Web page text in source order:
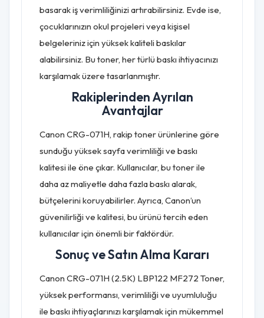
basarak iş verimliliğinizi artırabilirsiniz. Evde ise,
çocuklarınızın okul projeleri veya kişisel
belgeleriniz için yüksek kaliteli baskılar
alabilirsiniz. Bu toner, her türlü baskı ihtiyacınızı
karşılamak üzere tasarlanmıştır.
Rakiplerinden Ayrılan
Avantajlar
Canon CRG-071H, rakip toner ürünlerine göre
sunduğu yüksek sayfa verimliliği ve baskı
kalitesi ile öne çıkar. Kullanıcılar, bu toner ile
daha az maliyetle daha fazla baskı alarak,
bütçelerini koruyabilirler. Ayrıca, Canon’un
güvenilirliği ve kalitesi, bu ürünü tercih eden
kullanıcılar için önemli bir faktördür.
Sonuç ve Satın Alma Kararı
Canon CRG-071H (2.5K) LBP122 MF272 Toner,
yüksek performansı, verimliliği ve uyumluluğu
ile baskı ihtiyaçlarınızı karşılamak için mükemmel